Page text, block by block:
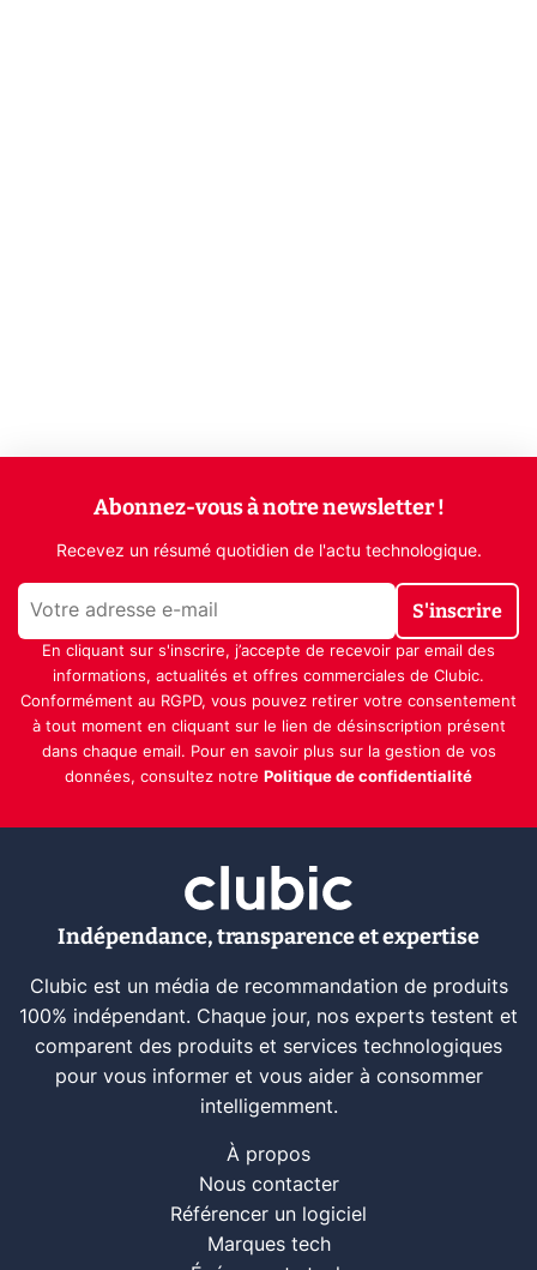
Abonnez-vous à notre newsletter !
Recevez un résumé quotidien de l'actu technologique.
S'inscrire
En cliquant sur s'inscrire, j’accepte de recevoir par email des
informations, actualités et offres commerciales de Clubic.
Conformément au RGPD, vous pouvez retirer votre consentement
à tout moment en cliquant sur le lien de désinscription présent
dans chaque email. Pour en savoir plus sur la gestion de vos
données, consultez notre Politique de confidentialité
Indépendance, transparence et expertise
Clubic est un média de recommandation de produits
100% indépendant. Chaque jour, nos experts testent et
comparent des produits et services technologiques
pour vous informer et vous aider à consommer
intelligemment.
À propos
Nous contacter
Référencer un logiciel
Marques tech